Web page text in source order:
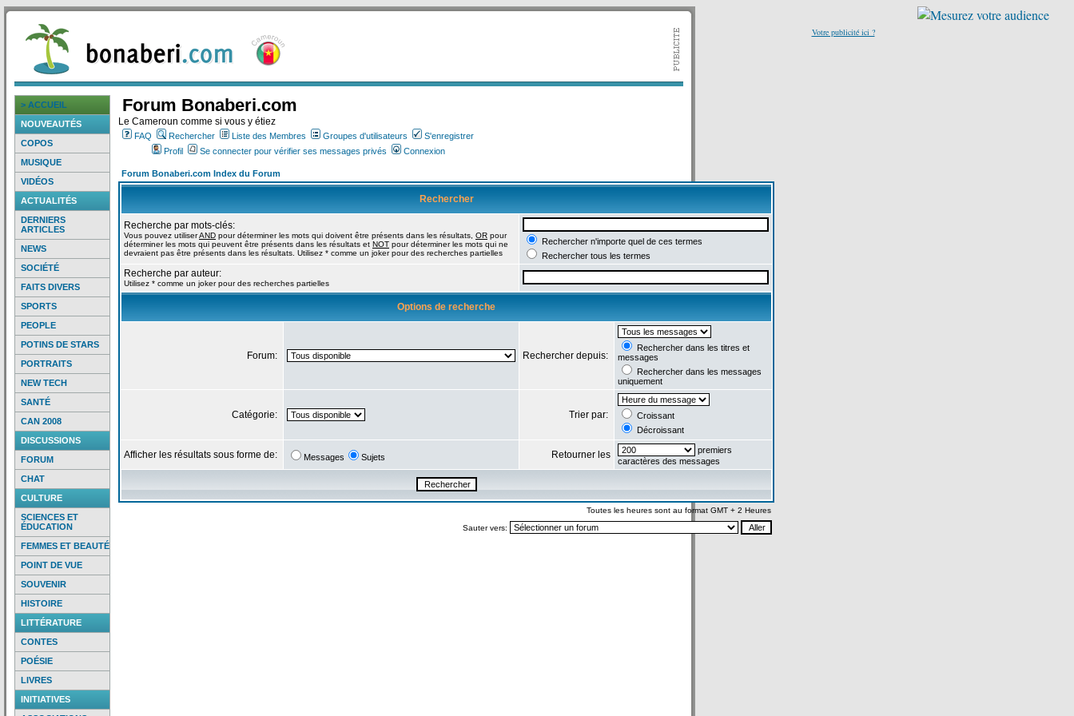
> ACCUEIL
NOUVEAUTÉS
COPOS
MUSIQUE
VIDÉOS
ACTUALITÉS
DERNIERS
ARTICLES
NEWS
SOCIÉTÉ
FAITS DIVERS
SPORTS
PEOPLE
POTINS DE STARS
PORTRAITS
NEW TECH
SANTÉ
CAN 2008
DISCUSSIONS
FORUM
CHAT
CULTURE
SCIENCES ET
ÉDUCATION
FEMMES ET BEAUTÉ
POINT DE VUE
SOUVENIR
HISTOIRE
LITTÉRATURE
CONTES
POÉSIE
LIVRES
INITIATIVES
Forum Bonaberi.com
Le Cameroun comme si vous y étiez
FAQ Rechercher Liste des Membres Groupes d'utilisateurs
S'enregistrer
Profil
Se connecter pour vérifier ses messages privés Connexion
Forum Bonaberi.com Index du Forum
Rechercher
Recherche par mots-clés:
Vous pouvez utiliserAND pour déterminer les mots qui doivent être présents dans les résultats, OR pour
déterminer les mots qui peuvent être présents dans les résultats et NOT pour déterminer les mots qui ne
devraient pas être présents dans les résultats. Utilisez * comme un joker pour des recherches partielles
Rechercher n'importe quel de ces termes
Rechercher tous les termes
Recherche par auteur:
Utilisez * comme un joker pour des recherches partielles
Options de recherche
Forum: Rechercher depuis:
Rechercher dans les titres et
messages
Rechercher dans les messages
uniquement
Catégorie: Trier par:
Croissant
Décroissant
Afficher les résultats sous forme de: Messages Sujets Retourner les
premiers
caractères des messages
Toutes les heures sont au format GMT + 2 Heures
Sauter vers:
Votre publicité ici ?